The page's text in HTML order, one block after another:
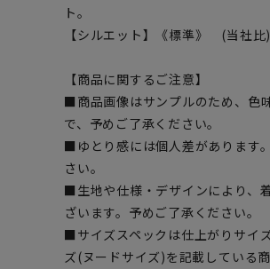
ト。
【シルエット】《標準》 (当社比)
【商品に関するご注意】
■商品画像はサンプルのため、色
で、予めご了承ください。
■ゆとり感には個人差があります
さい。
■生地や仕様・デザインにより、
ざいます。予めご了承ください。
■サイズスペックは仕上がりサイ
ズ(ヌードサイズ)を記載している商